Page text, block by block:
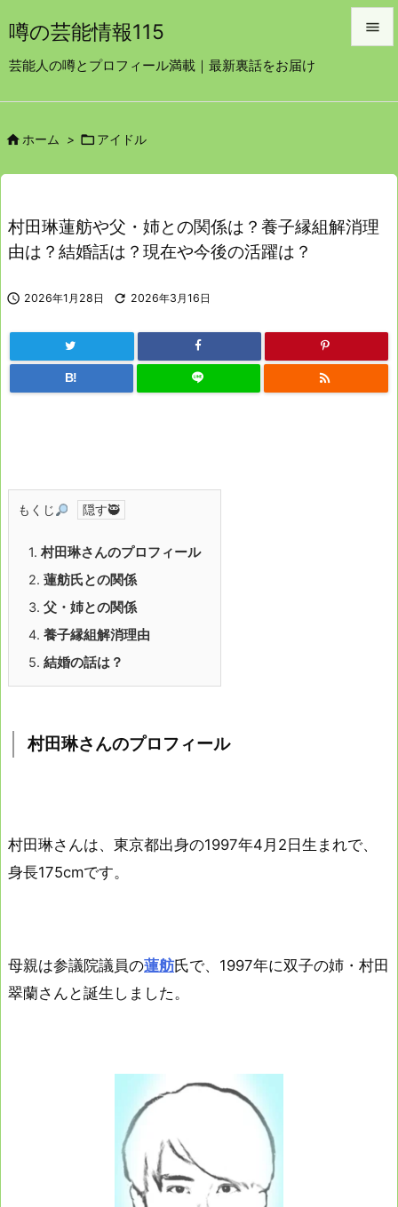
噂の芸能情報115
芸能人の噂とプロフィール満載｜最新裏話をお届け

前へ
次へ
ホーム >  アイドル
村田琳蓮舫や父・姉との関係は？養子縁組解消理
由は？結婚話は？現在や今後の活躍は？
 2026年1月28日  2026年3月16日
B! 
もくじ
1. 村田琳さんのプロフィール
2. 蓮舫氏との関係
3. 父・姉との関係
4. 養子縁組解消理由
5. 結婚の話は？
村田琳さんのプロフィール
村田琳さんは、東京都出身の1997年4月2日生まれで、
身長175cmです。
母親は参議院議員の蓮舫氏で、1997年に双子の姉・村田
翠蘭さんと誕生しました。